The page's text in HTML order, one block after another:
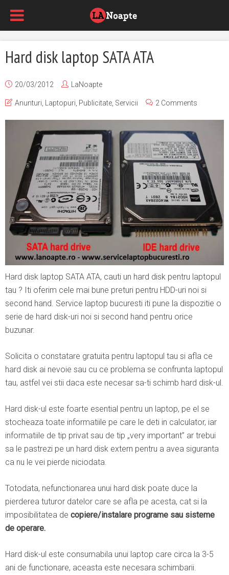
Hard disk laptop SATA ATA
20/03/2012 LaNoapte
Anunturi Laptopuri Publicitate Servicii 2 Comments
Hard disk laptop SATA ATA, cauti un hard disk pentru laptopul
tau ? Iti oferim cele mai bune preturi pentru HDD-uri noi si
second hand. Service laptop bucuresti iti pune la dispozitie o
serie de hard disk-uri noi si second hand pentru orice
buzunar.
Solicita o constatare gratuita pentru laptopul tau si afla ce
hard disk ai nevoie sau cu ce problema se confrunta laptopul
tau, astfel vei stii daca este necesar sa-ti schimb hard disk-ul.
Hard disk-ul este foarte esential pentru un laptop, pe el se
stocheaza toate informatiile pe care le deti in calculator, iar
informatiile de tip privat sau de tip „very important” ar trebui
sa le pastrezi pe un hard disk extern pentru a avea siguranta
ca nu le vei pierde niciodata.
Totodata, nefunctionarea unui hard disk poate duce la
pierderea tuturor datelor care se afla pe acesta, cat si la
imposibilitatea de copiere/instalare programe sau sisteme
de operare.
Hard disk-ul este consumabila unui laptop care circa la 3-5
ani de functionare, aceasta este necesara schimbarii.